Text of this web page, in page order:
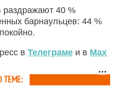
раздражают 40 %
барнаульцев: 44 %
в Телеграме и в Max
ТЕМЕ: